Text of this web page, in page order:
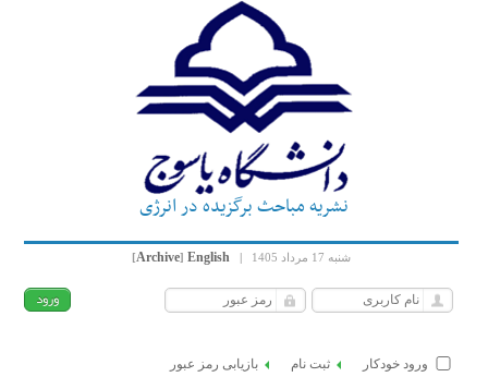
نشریه مباحث برگزیده در انرژی
شنبه 17 مرداد 1405 |
English
[Archive]
ورود خودکار ثبت نام بازیابی رمز عبور